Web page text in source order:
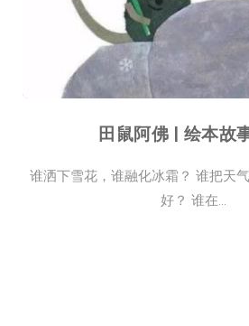
田鼠阿佛 | 绘本故
谁洒下雪花，谁融化冰霜？ 谁把天
好？ 谁在...